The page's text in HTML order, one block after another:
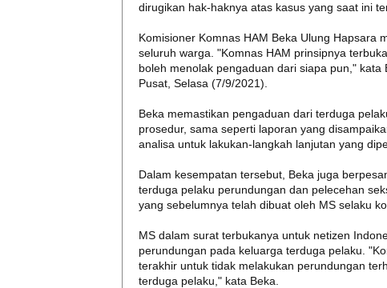
dirugikan hak-haknya atas kasus yang saat ini
Komisioner Komnas HAM Beka Ulung Hapsara
seluruh warga. "Komnas HAM prinsipnya
boleh menolak pengaduan dari siapa pun,"
Pusat, Selasa (7/9/2021).
Beka memastikan pengaduan dari terduga
prosedur, sama seperti laporan yang
analisa untuk lakukan-langkah lanjutan yang
Dalam kesempatan tersebut, Beka juga
terduga pelaku perundungan dan pelecehan
yang sebelumnya telah dibuat oleh MS selaku
MS dalam surat terbukanya untuk netizen
perundungan pada keluarga terduga pelaku.
terakhir untuk tidak melakukan perundungan
terduga pelaku," kata Beka.